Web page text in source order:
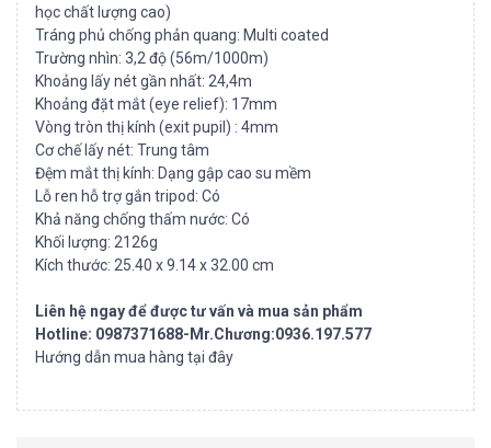
học chất lượng cao)
Tráng phủ chống phản quang: Multi coated
Trường nhìn: 3,2 độ (56m/1000m)
Khoảng lấy nét gần nhất: 24,4m
Khoảng đặt mắt (eye relief): 17mm
Vòng tròn thị kính (exit pupil) : 4mm
Cơ chế lấy nét: Trung tâm
Đệm mắt thị kính: Dạng gập cao su mềm
Lỗ ren hỗ trợ gắn tripod: Có
Khả năng chống thấm nước: Có
Khối lượng: 2126g
Kích thước: 25.40 x 9.14 x 32.00 cm
Liên hệ ngay để được tư vấn và mua sản phẩm
Hotline: 0987371688-Mr.Chương:0936.197.577
Hướng dẫn mua hàng tại đây